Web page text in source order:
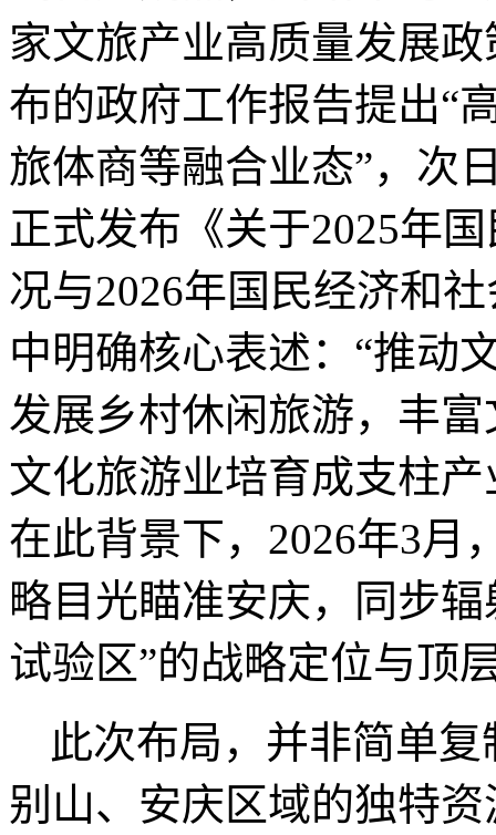
家文旅产业高质量发展
布的政府工作报告提出“
旅体商等融合业态”，次
正式发布《关于2025年
况与2026年国民经济和
中明确核心表述： “推动
发展乡村休闲旅游，丰
文化旅游业培育成支柱产
在此背景下， 2026年3月
略目光瞄准安庆，同步
试验区”的战略定位与顶
此次布局，并非简单
别山、安庆区域的独特